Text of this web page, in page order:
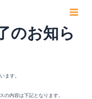
Main
Menu
のお知ら
ます。
の内容は下記となります。